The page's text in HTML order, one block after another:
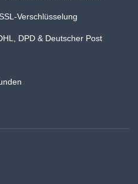
Verschlüsselung
DPD & Deutscher Post